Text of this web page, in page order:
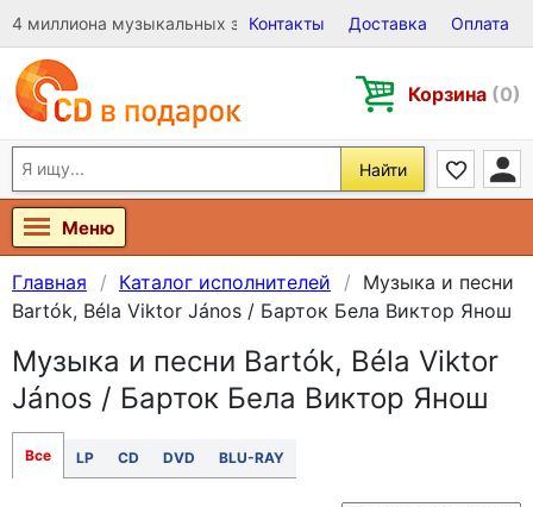
4 миллиона музыкальных записей на Виниле, CD и DVD
Контакты Доставка Оплата
Корзина (0)
Найти
Меню
Главная Каталог исполнителей
Музыка и песни
Bartók, Béla Viktor János / Барток Бела Виктор Янош
Музыка и песни Bartók, Béla Viktor
János / Барток Бела Виктор Янош
Все LP CD DVD BLU-RAY